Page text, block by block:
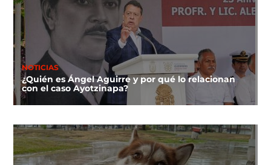
NOTICIAS
¿Quién es Ángel Aguirre y por qué lo relacionan
con el caso Ayotzinapa?